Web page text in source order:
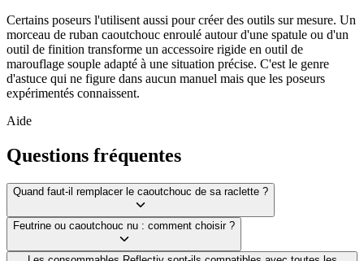
Certains poseurs l'utilisent aussi pour créer des outils sur mesure. Un
morceau de ruban caoutchouc enroulé autour d'une spatule ou d'un
outil de finition transforme un accessoire rigide en outil de
marouflage souple adapté à une situation précise. C'est le genre
d'astuce qui ne figure dans aucun manuel mais que les poseurs
expérimentés connaissent.
Aide
Questions fréquentes
Quand faut-il remplacer le caoutchouc de sa raclette ?
Feutrine ou caoutchouc nu : comment choisir ?